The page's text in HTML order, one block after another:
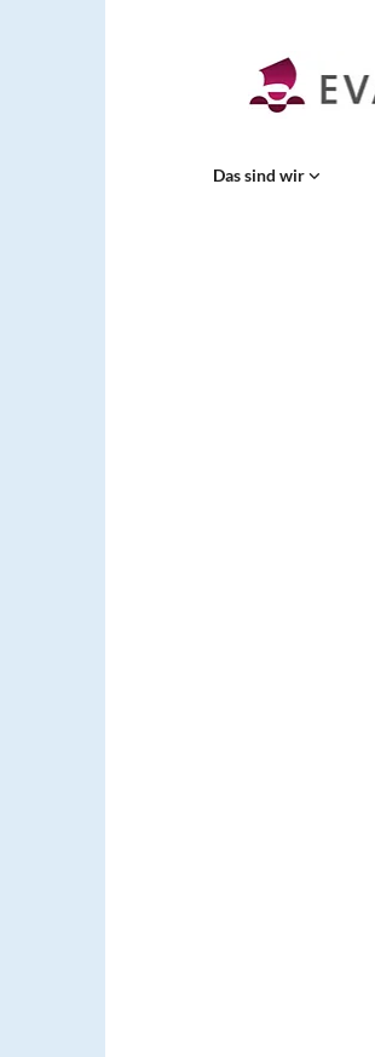
Das sind wir